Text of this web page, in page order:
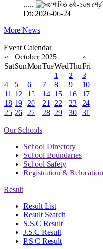
.....
Dt: 2026-06-24
More News
Event Calendar
«
October 2025
»
SatSunMonTueWedThuFri
1
2
3
4
5 6 7 8 9
10
11 12 13 14 15 16
17
18 19 20 21 22 23
24
25 26 27 28 29 30 31
Our Schools
School Directory
School Boundaries
School Safety
Registration & Relocation
Result
Result List
Result Search
S.S.C Result
J.S.C Result
P.S.C Result